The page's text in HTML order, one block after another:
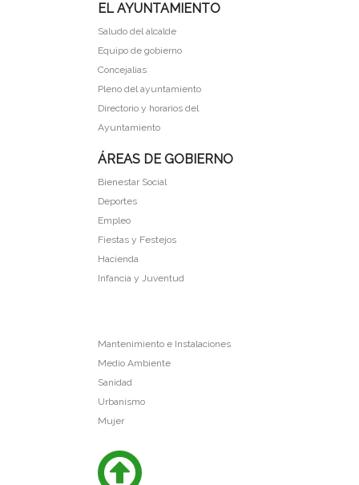
EL AYUNTAMIENTO
Saludo del alcalde
Equipo de gobierno
Concejalias
Pleno del ayuntamiento
Directorio y horarios del
Ayuntamiento
ÁREAS DE GOBIERNO
Bienestar Social
Deportes
Empleo
Fiestas y Festejos
Hacienda
Infancia y Juventud
Mantenimiento e Instalaciones
Medio Ambiente
Sanidad
Urbanismo
Mujer